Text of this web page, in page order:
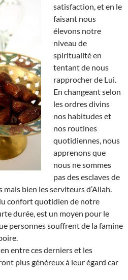
satisfaction, et en le
faisant nous
élevons notre
niveau de
spiritualité en
tentant de nous
rapprocher de Lui.
En changeant selon
les ordres divins
nos habitudes et
nos routines
quotidiennes, nous
apprenons que
nous ne sommes
pas des esclaves de
bien les serviteurs d’Allah.
confort quotidien de notre
durée, est un moyen pour le
personnes souffrent de la famine
entre ces derniers et les
plus généreux à leur égard car